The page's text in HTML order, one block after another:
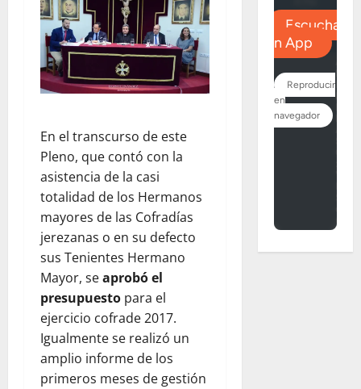
En el transcurso de este
Pleno, que contó con la
asistencia de la casi
totalidad de los Hermanos
mayores de las Cofradías
jerezanas o en su defecto
sus Tenientes Hermano
Mayor, seaprobó el
presupuesto para el
ejercicio cofrade 2017.
Igualmente se realizó un
amplio informe de los
primeros meses de gestión